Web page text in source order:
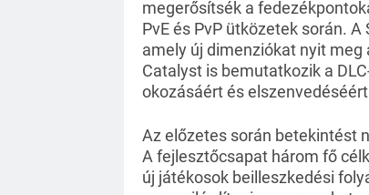
megerősítsék a
PvE és PvP ütközetek során.
amely új dimenziókat nyit meg
Catalyst is bemutatkozik a
okozásáért és
Az előzetes során betekintést
A fejlesztőcsapat három fő
új játékosok beilleszkedési